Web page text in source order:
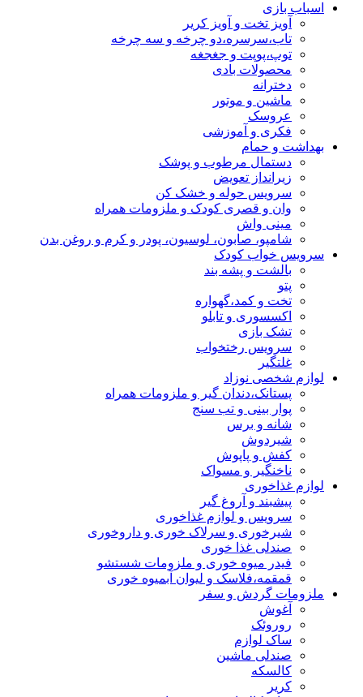
اسباب بازی
آویز تخت و آویز کریر
تاب،سرسره،دو چرخه و سه چرخه
توپ،پوپت و جغجغه
محصولات بادی
دخترانه
ماشین و موتور
عروسک
فکری و آموزشی
بهداشت و حمام
دستمال مرطوب و پوشک
زیرانداز تعویض
سرویس حوله و خشک کن
وان و قصری کودک و ملزومات همراه
مینی واش
شامپو، صابون، لوسیون، پودر و کرم و روغن بدن
سرویس خواب کودک
بالشت و پشه بند
پتو
تخت و کمد،گهواره
اکسسوری و تابلو
تشک بازی
سرویس رختخواب
غلتگیر
لوازم شخصی نوزاد
پستانک،دندان گیر و ملزومات همراه
پوار بینی و تب سنج
شانه و برس
شیردوش
کفش و پاپوش
ناخنگیر و مسواک
لوازم غذاخوری
پیشبند و آروغ گیر
سرویس و لوازم غذاخوری
شیرخوری و سرلاک خوری و داروخوری
صندلی غذا خوری
فیدر میوه خوری و ملزومات شستشو
قمقمه،فلاسک و لیوان آبمیوه خوری
ملزومات گردش و سفر
آغوش
روروئک
ساک لوازم
صندلی ماشین
کالسکه
کریر